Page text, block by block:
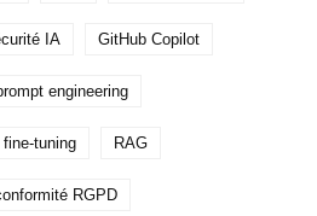
IA GitHub Copilot
engineering
fine-tuning RAG
RGPD